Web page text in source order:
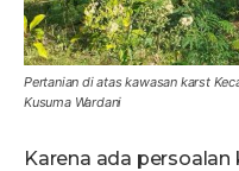
Pertanian di atas kawasan karst
Kusuma Wardani
Karena ada persoalan